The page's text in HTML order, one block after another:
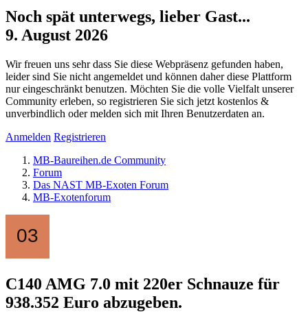
Noch spät unterwegs, lieber Gast...
9. August 2026
Wir freuen uns sehr dass Sie diese Webpräsenz gefunden haben,
leider sind Sie nicht angemeldet und können daher diese Plattform
nur eingeschränkt benutzen. Möchten Sie die volle Vielfalt unserer
Community erleben, so registrieren Sie sich jetzt kostenlos &
unverbindlich oder melden sich mit Ihren Benutzerdaten an.
Anmelden Registrieren
MB-Baureihen.de Community
Forum
Das NAST MB-Exoten Forum
MB-Exotenforum
C140 AMG 7.0 mit 220er Schnauze für
938.352 Euro abzugeben.